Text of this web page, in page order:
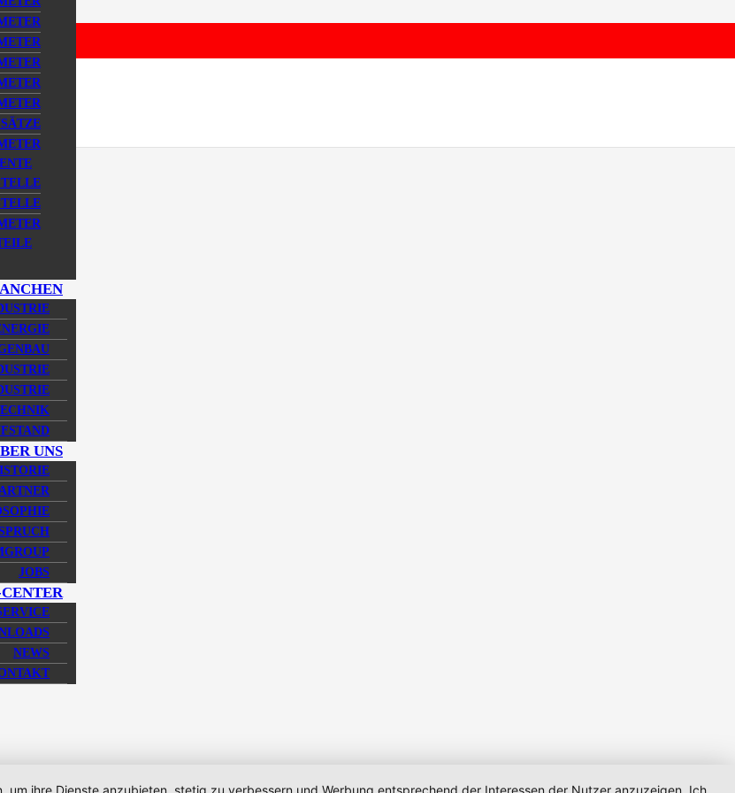
UNS
JOBS
NEWS
um ihre Dienste anzubieten, stetig zu verbessern und Werbung entsprechend der Interessen der Nutzer anzuzeigen. Ich